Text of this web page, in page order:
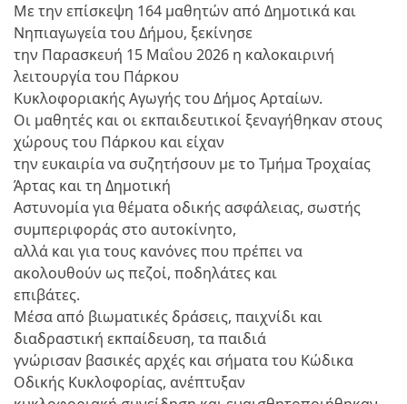
Με την επίσκεψη 164 μαθητών από Δημοτικά και
Νηπιαγωγεία του Δήμου, ξεκίνησε
την Παρασκευή 15 Μαΐου 2026 η καλοκαιρινή
λειτουργία του Πάρκου
Κυκλοφοριακής Αγωγής του Δήμος Αρταίων.
Οι μαθητές και οι εκπαιδευτικοί ξεναγήθηκαν στους
χώρους του Πάρκου και είχαν
την ευκαιρία να συζητήσουν με το Τμήμα Τροχαίας
Άρτας και τη Δημοτική
Αστυνομία για θέματα οδικής ασφάλειας, σωστής
συμπεριφοράς στο αυτοκίνητο,
αλλά και για τους κανόνες που πρέπει να
ακολουθούν ως πεζοί, ποδηλάτες και
επιβάτες.
Μέσα από βιωματικές δράσεις, παιχνίδι και
διαδραστική εκπαίδευση, τα παιδιά
γνώρισαν βασικές αρχές και σήματα του Κώδικα
Οδικής Κυκλοφορίας, ανέπτυξαν